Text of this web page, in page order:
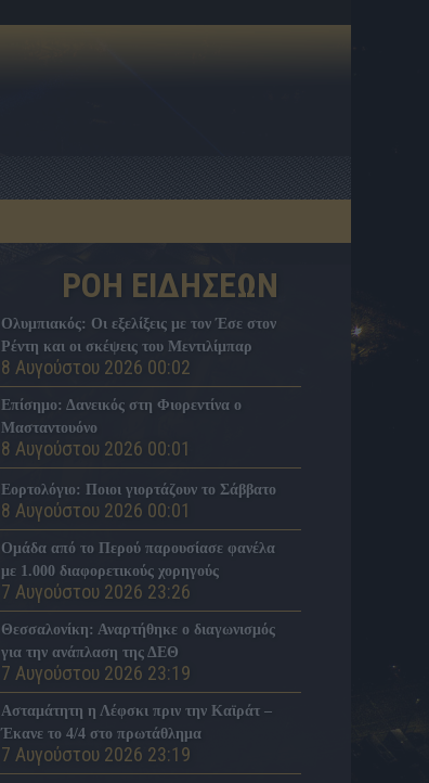
ΡΟΗ ΕΙΔΗΣΕΩΝ
Ολυμπιακός: Οι εξελίξεις με τον Έσε στον
Ρέντη και οι σκέψεις του Μεντιλίμπαρ
8 Αυγούστου 2026 00:02
Επίσημο: Δανεικός στη Φιορεντίνα ο
Μασταντουόνο
8 Αυγούστου 2026 00:01
Εορτολόγιο: Ποιοι γιορτάζουν το Σάββατο
8 Αυγούστου 2026 00:01
Ομάδα από το Περού παρουσίασε φανέλα
με 1.000 διαφορετικούς χορηγούς
7 Αυγούστου 2026 23:26
Θεσσαλονίκη: Αναρτήθηκε ο διαγωνισμός
για την ανάπλαση της ΔΕΘ
7 Αυγούστου 2026 23:19
Ασταμάτητη η Λέφσκι πριν την Καϊράτ –
Έκανε το 4/4 στο πρωτάθλημα
7 Αυγούστου 2026 23:19